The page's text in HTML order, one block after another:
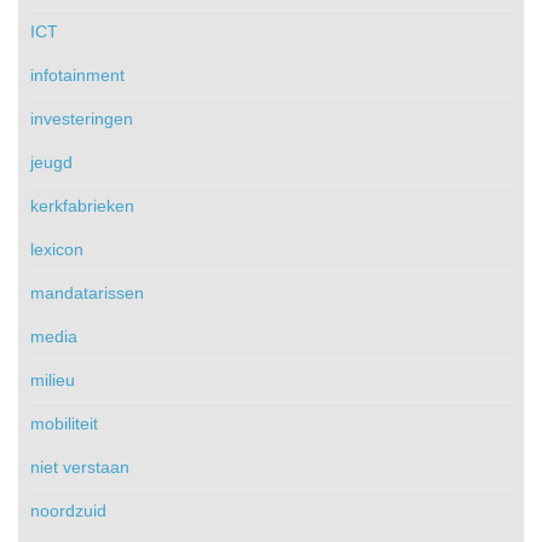
ICT
infotainment
investeringen
jeugd
kerkfabrieken
lexicon
mandatarissen
media
milieu
mobiliteit
niet verstaan
noordzuid